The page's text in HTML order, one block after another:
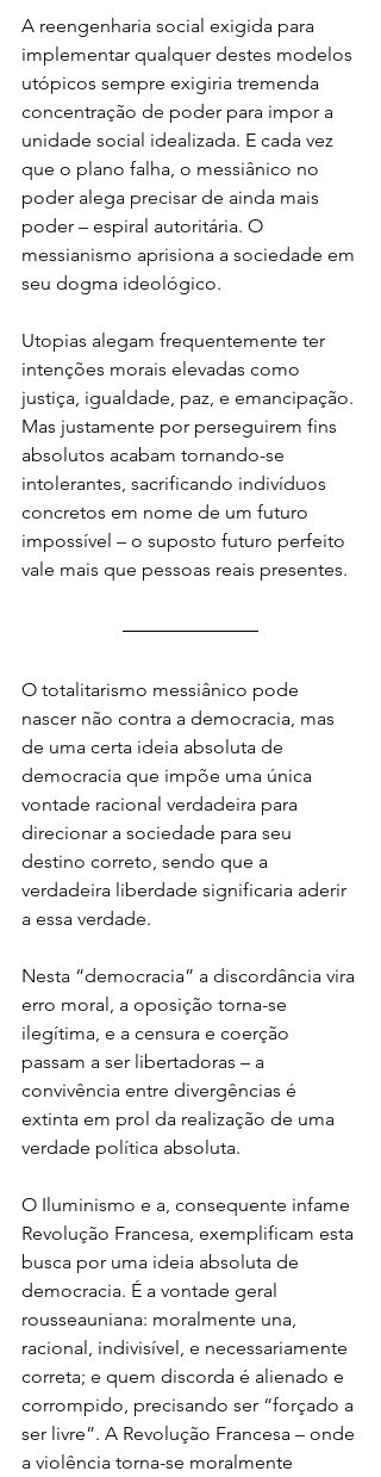
A reengenharia social exigida para
implementar qualquer destes modelos
utópicos sempre exigiria tremenda
concentração de poder para impor a
unidade social idealizada. E cada vez
que o plano falha, o messiânico no
poder alega precisar de ainda mais
poder – espiral autoritária. O
messianismo aprisiona a sociedade em
seu dogma ideológico.
Utopias alegam frequentemente ter
intenções morais elevadas como
justiça, igualdade, paz, e emancipação.
Mas justamente por perseguirem fins
absolutos acabam tornando-se
intolerantes, sacrificando indivíduos
concretos em nome de um futuro
impossível – o suposto futuro perfeito
vale mais que pessoas reais presentes.
O totalitarismo messiânico pode
nascer não contra a democracia, mas
de uma certa ideia absoluta de
democracia que impõe uma única
vontade racional verdadeira para
direcionar a sociedade para seu
destino correto, sendo que a
verdadeira liberdade significaria aderir
a essa verdade.
Nesta “democracia” a discordância vira
erro moral, a oposição torna-se
ilegítima, e a censura e coerção
passam a ser libertadoras – a
convivência entre divergências é
extinta em prol da realização de uma
verdade política absoluta.
O Iluminismo e a, consequente infame
Revolução Francesa, exemplificam esta
busca por uma ideia absoluta de
democracia. É a vontade geral
rousseauniana: moralmente una,
racional, indivisível, e necessariamente
correta; e quem discorda é alienado e
corrompido, precisando ser “forçado a
ser livre”. A Revolução Francesa – onde
a violência torna-se moralmente